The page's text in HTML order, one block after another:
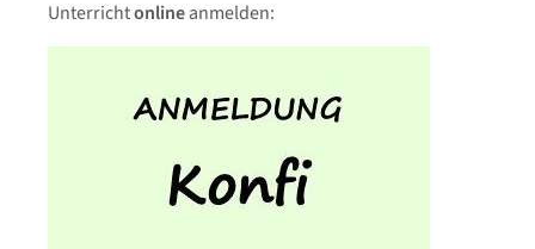
Unterrichtonlineanmelden: